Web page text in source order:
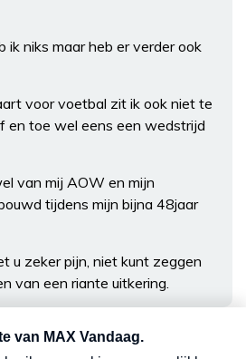
ik niks maar heb er verder ook
voor voetbal zit ik ook niet te
en toe wel eens een wedstrijd
van mij AOW en mijn
tijdens mijn bijna 48jaar
u zeker pijn, niet kunt zeggen
van een riante uitkering.